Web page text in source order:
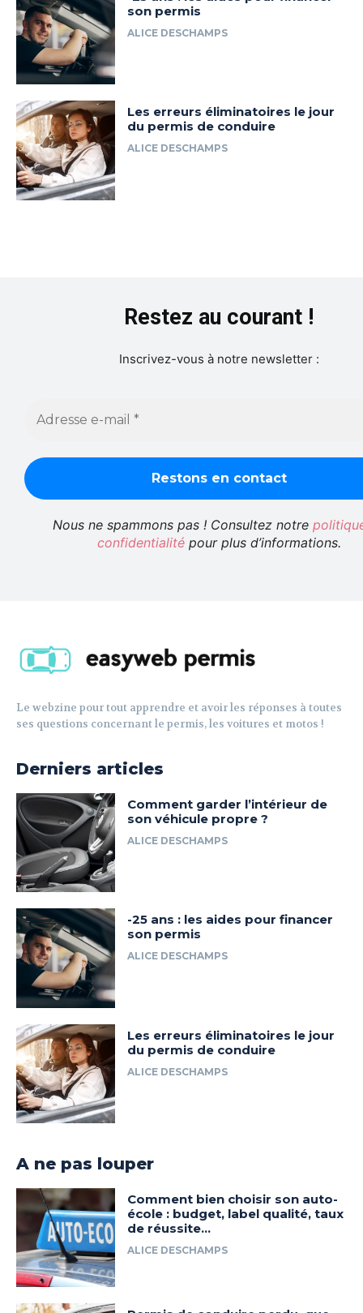
Le webzine pour tout apprendre et avoir les réponses à toutes
ses questions concernant le permis, les voitures et motos !
Derniers articles
Comment garder l’intérieur de
son véhicule propre ?
ALICE DESCHAMPS
-25 ans : les aides pour financer
son permis
ALICE DESCHAMPS
Les erreurs éliminatoires le jour
du permis de conduire
ALICE DESCHAMPS
A ne pas louper
Comment bien choisir son auto-
école : budget, label qualité, taux
de réussite…
ALICE DESCHAMPS